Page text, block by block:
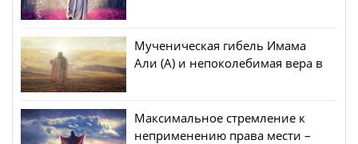
Мученическая гибель Имама
Али (А) и непоколебимая вера в
Максимальное стремление к
неприменению права мести –